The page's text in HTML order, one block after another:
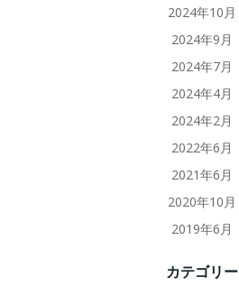
2024年10月
2024年9月
2024年7月
2024年4月
2024年2月
2022年6月
2021年6月
2020年10月
2019年6月
カテゴリー